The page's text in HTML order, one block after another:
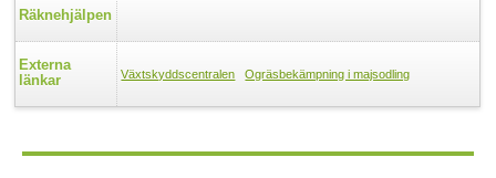
Räknehjälpen
Externa
länkar
Växtskyddscentralen Ogräsbekämpning i majsodling